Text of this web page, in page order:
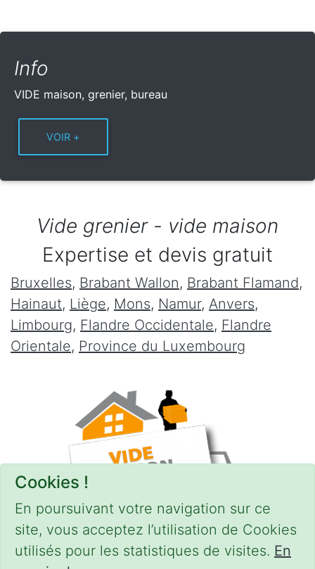
Cookies !
En poursuivant votre navigation sur ce
site, vous acceptez l’utilisation de Cookies
utilisés pour les statistiques de visites. En
Info
VIDE maison, grenier, bureau
Vide grenier - vide maison
Expertise et devis gratuit
Bruxelles, Brabant Wallon, Brabant Flamand,
Hainaut, Liège, Mons, Namur, Anvers,
Limbourg, Flandre Occidentale, Flandre
Orientale, Province du Luxembourg